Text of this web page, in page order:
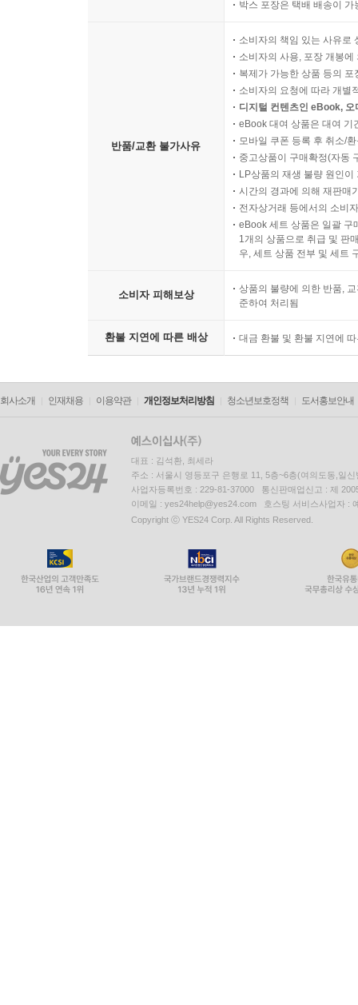
박스 포장은 택배 배송이
반품/교환 불가사유
소비자의 책임 있는 사유로
소비자의 사용, 포장 개봉
복제가 가능한 상품 등의
소비자의 요청에 따라 개별
디지털 컨텐츠인 eBook,
eBook 대여 상품은 대여 기
모바일 쿠폰 등록 후 취소/
중고상품이 구매확정(자동
LP상품의 재생 불량 원인
시간의 경과에 의해 재판매
전자상거래 등에서의 소비
eBook 세트 상품은 일괄 구
1개의 상품으로 취급 및 판
우, 세트 상품 전부 및 세트
소비자 피해보상
상품의 불량에 의한 반품,
준하여 처리됨
환불 지연에 따른 배상 대금 환불 및 환불 지연에
회사소개 인재채용 이용약관 개인정보처리방침 청소년보호정책 도서홍보안내
대표 : 김석환, 최세라
주소 : 서울시 영등포구 은행로 11, 5층~6층(여의도동,일신
사업자등록번호 : 229-81-37000 통신판매업신고 : 제
이메일 : yes24help@yes24.com 호스팅 서비스사업자 :
Copyright ⓒ YES24 Corp. All Rights Reserved.